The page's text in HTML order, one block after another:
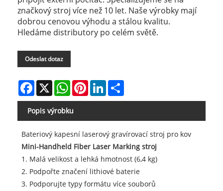
značkový stroj více než 10 let. Naše výrobky mají
dobrou cenovou výhodu a stálou kvalitu.
Hledáme distributory po celém světě.
Odeslat dotaz
Facebook
X WhatsAppPinterestLinkedIn
Popis výrobku
Bateriový kapesní laserový gravírovací stroj pro kov
Mini-Handheld Fiber Laser Marking stroj
1. Malá velikost a lehká hmotnost (6,4 kg)
2. Podpořte značení lithiové baterie
3. Podporujte typy formátu více souborů